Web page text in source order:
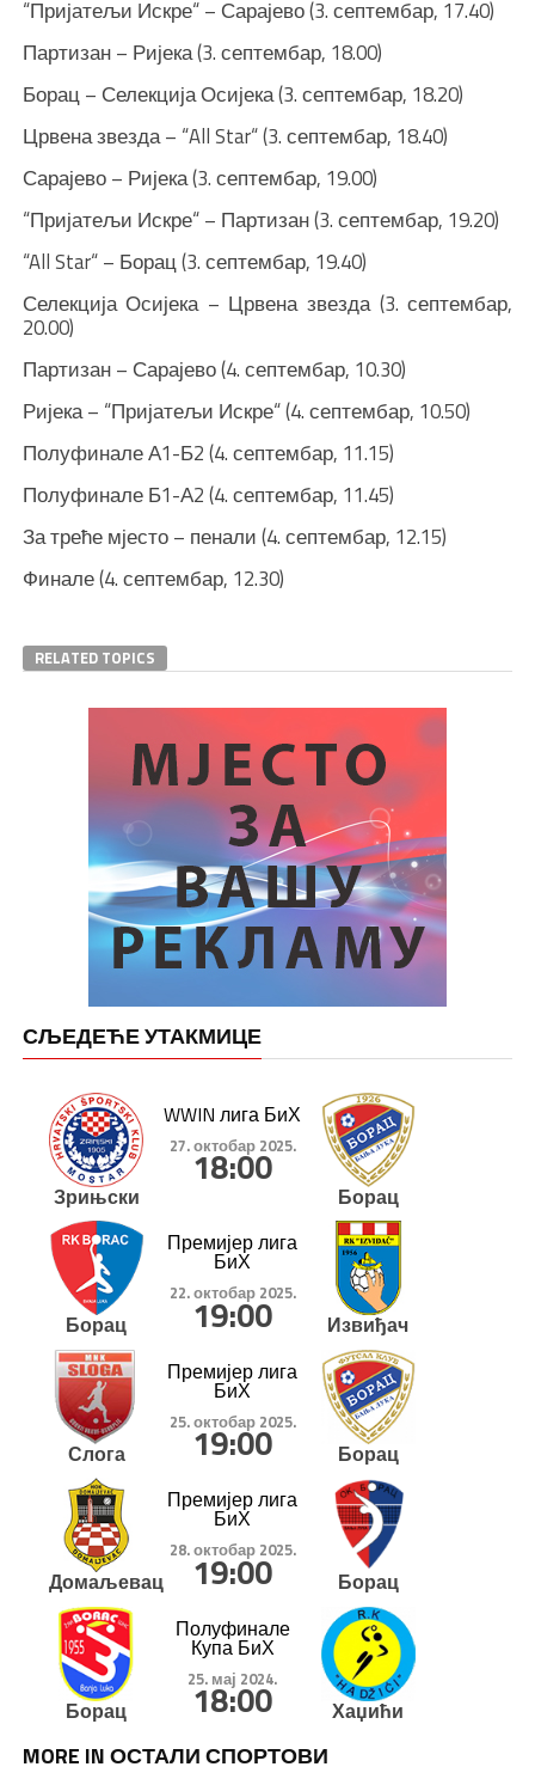
“Пријатељи Искре“ – Сарајево (3. септембар, 17.40)
Партизан – Ријека (3. септембар, 18.00)
Борац – Селекција Осијека (3. септембар, 18.20)
Црвена звезда – “All Star“ (3. септембар, 18.40)
Сарајево – Ријека (3. септембар, 19.00)
“Пријатељи Искре“ – Партизан (3. септембар, 19.20)
“All Star“ – Борац (3. септембар, 19.40)
Селекција Осијека – Црвена звезда (3. септембар,
20.00)
Партизан – Сарајево (4. септембар, 10.30)
Ријека – “Пријатељи Искре“ (4. септембар, 10.50)
Полуфинале А1-Б2 (4. септембар, 11.15)
Полуфинале Б1-А2 (4. септембар, 11.45)
За треће мјесто – пенали (4. септембар, 12.15)
Финале (4. септембар, 12.30)
RELATED TOPICS
СЉЕДЕЋЕ УТАКМИЦЕ
Зрињски
WWIN лига БиХ
27. октобар 2025.
18:00
Борац
Борац
Премијер лига
БиХ
22. октобар 2025.
19:00 Извиђач
Слога
Премијер лига
БиХ
25. октобар 2025.
19:00 Борац
Домаљевац
Премијер лига
БиХ
28. октобар 2025.
19:00 Борац
Борац
Полуфинале
Купа БиХ
25. мај 2024.
18:00 Хаџићи
MORE IN ОСТАЛИ СПОРТОВИ